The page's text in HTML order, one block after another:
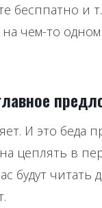
бесппатно и
чем-то
И это беда
цеплять в
будут